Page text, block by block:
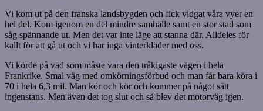
Vi kom ut på den franska landsbygden och fick vidgat våra vyer en
hel del. Kom igenom en del mindre samhälle samt en stor stad som
såg spännande ut. Men det var inte läge att stanna där. Alldeles för
kallt för att gå ut och vi har inga vinterkläder med oss.
Vi körde på vad som måste vara den tråkigaste vägen i hela
Frankrike. Smal väg med omkörningsförbud och man får bara köra i
70 i hela 6,3 mil. Man kör och kör och kommer på något sätt
ingenstans. Men även det tog slut och så blev det motorväg igen.